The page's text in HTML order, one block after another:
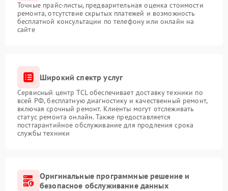
Точные прайс-листы, предварительная оценка стоимости
ремонта, отсутствие скрытых платежей и возможность
бесплатной консультации по телефону или онлайн на
сайте
Широкий спектр услуг
Сервисный центр TCL обеспечивает доставку техники по
всей РФ, бесплатную диагностику и качественный ремонт,
включая срочный ремонт. Клиенты могут отслеживать
статус ремонта онлайн. Также предоставляется
постгарантийное обслуживание для продления срока
службы техники
Оригинальные программные решение и
безопасное обслуживание данных